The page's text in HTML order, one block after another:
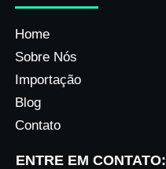
Home
Sobre Nós
Importação
Blog
Contato
ENTRE EM CONTATO: